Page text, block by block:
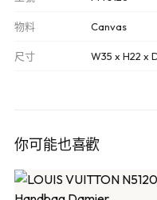
物料 Canvas
尺寸 W35 x H22 x
你可能也喜歡